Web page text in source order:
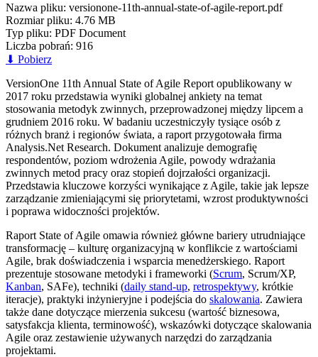
Nazwa pliku: versionone-11th-annual-state-of-agile-report.pdf
Rozmiar pliku: 4.76 MB
Typ pliku: PDF Document
Liczba pobrań: 916
⬇ Pobierz
VersionOne 11th Annual State of Agile Report opublikowany w
2017 roku przedstawia wyniki globalnej ankiety na temat
stosowania metodyk zwinnych, przeprowadzonej między lipcem a
grudniem 2016 roku. W badaniu uczestniczyły tysiące osób z
różnych branż i regionów świata, a raport przygotowała firma
Analysis.Net Research. Dokument analizuje demografię
respondentów, poziom wdrożenia Agile, powody wdrażania
zwinnych metod pracy oraz stopień dojrzałości organizacji.
Przedstawia kluczowe korzyści wynikające z Agile, takie jak lepsze
zarządzanie zmieniającymi się priorytetami, wzrost produktywności
i poprawa widoczności projektów.
Raport State of Agile omawia również główne bariery utrudniające
transformację – kulturę organizacyjną w konflikcie z wartościami
Agile, brak doświadczenia i wsparcia menedżerskiego. Raport
prezentuje stosowane metodyki i frameworki (Scrum, Scrum/XP,
Kanban, SAFe), techniki (daily stand-up, retrospektywy, krótkie
iteracje), praktyki inżynieryjne i podejścia do skalowania. Zawiera
także dane dotyczące mierzenia sukcesu (wartość biznesowa,
satysfakcja klienta, terminowość), wskazówki dotyczące skalowania
Agile oraz zestawienie używanych narzędzi do zarządzania
projektami.